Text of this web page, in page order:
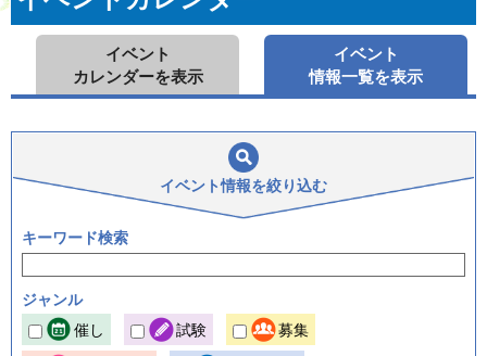
イベント
カレンダーを表示
イベント
情報一覧を表示
イベント情報を絞り込む
キーワード検索
ジャンル
催し
試験 募集